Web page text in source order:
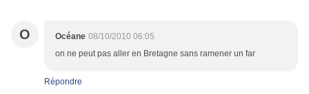
O Océane 08/10/2010 06:05
on ne peut pas aller en Bretagne sans ramener un far
Répondre